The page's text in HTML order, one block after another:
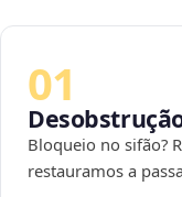
01
Bloqueio no sifão?
restauramos a